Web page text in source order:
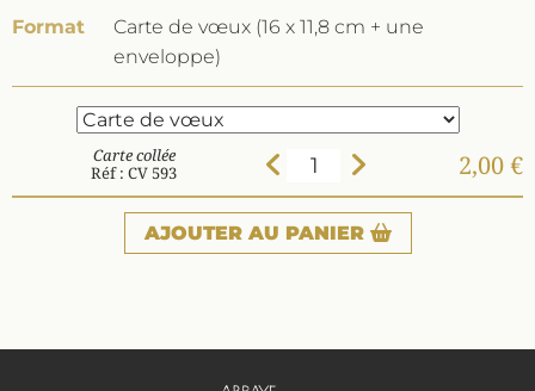
Format
Carte de vœux (16 x 11,8 cm + une
enveloppe)
Carte collée
Réf : CV 593
2,00 €
AJOUTER AU PANIER